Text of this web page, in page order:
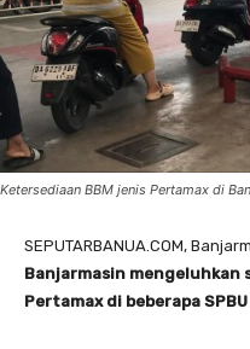
Ketersediaan BBM jenis Pertamax di
SEPUTARBANUA.COM,
Banjarmasin mengeluhkan
Pertamax di beberapa